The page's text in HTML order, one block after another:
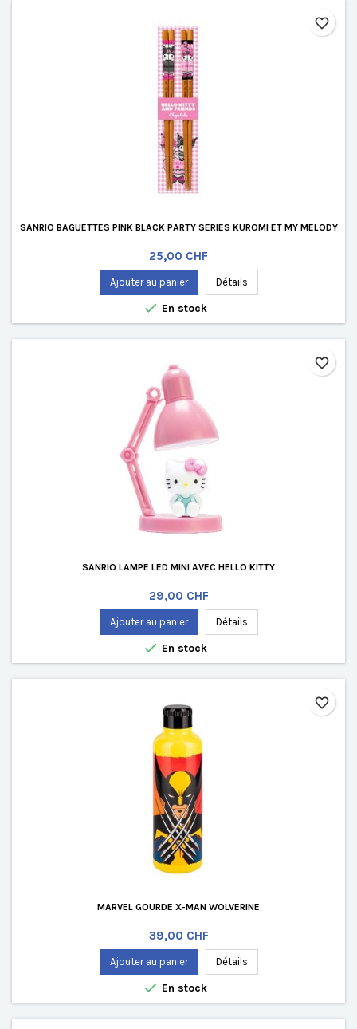
SANRIO BAGUETTES PINK BLACK PARTY SERIES KUROMI ET MY MELODY
Prix
25,00 CHF
Ajouter au panier Détails
 En stock
favorite_border
SANRIO LAMPE LED MINI AVEC HELLO KITTY
Prix
29,00 CHF
Ajouter au panier Détails
 En stock
favorite_border
MARVEL GOURDE X-MAN WOLVERINE
Prix
39,00 CHF
Ajouter au panier Détails
 En stock
favorite_border